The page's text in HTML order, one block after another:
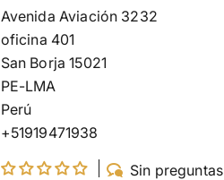
Avenida Aviación 3232
oficina 401
San Borja 15021
PE-LMA
Perú
+51919471938
Sin preguntas